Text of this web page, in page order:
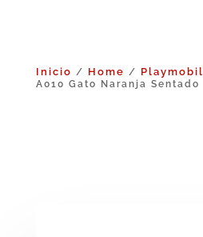
Inicio / Home / Playmobil
A010 Gato Naranja Sentado